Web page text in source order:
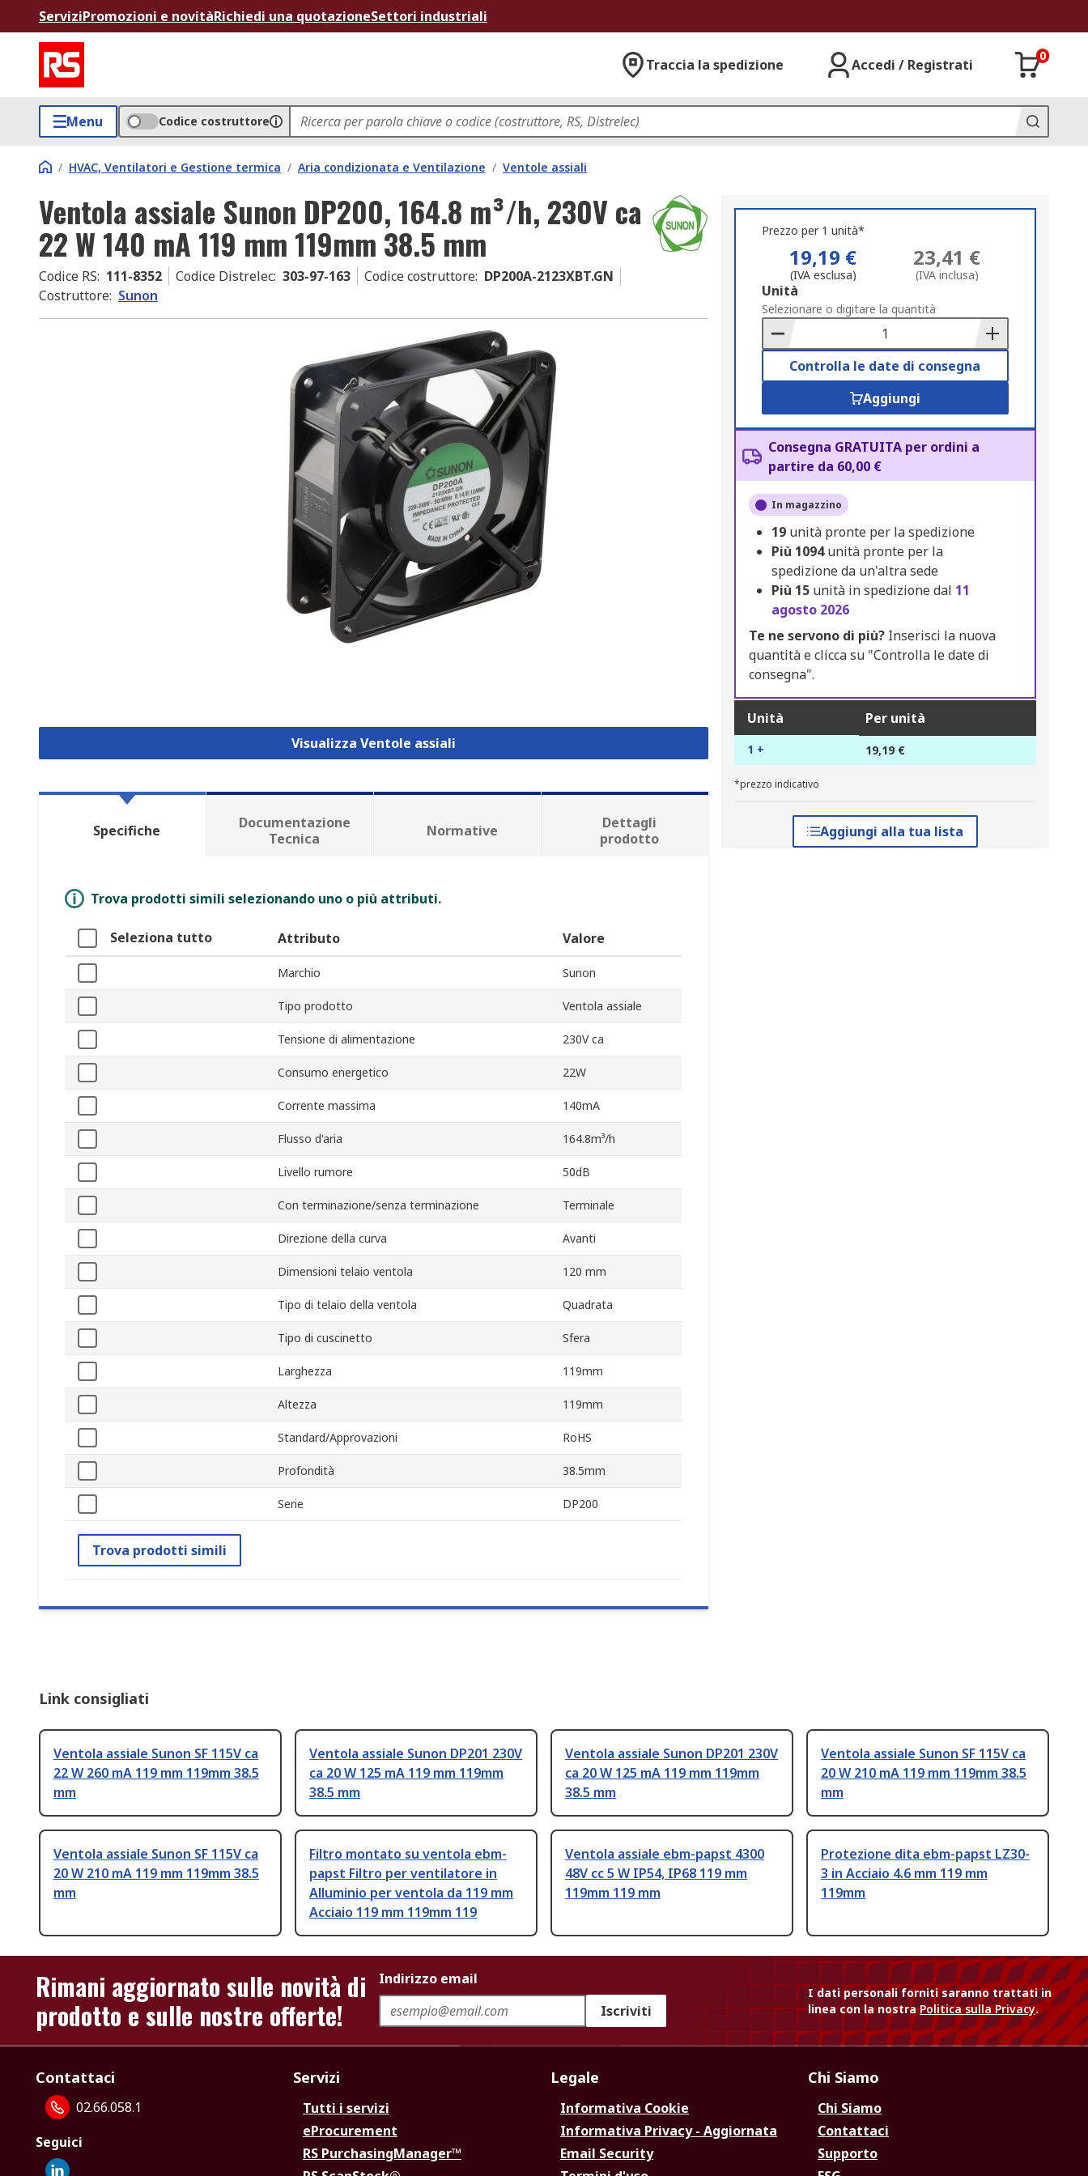
ServiziPromozioni e novitàRichiedi una quotazioneSettori industriali
Traccia la spedizione Accedi / Registrati
0
Menu Codice costruttore
/ HVAC, Ventilatori e Gestione termica / Aria condizionata e Ventilazione / Ventole assiali
Ventola assiale Sunon DP200, 164.8 m³/h, 230V ca
22 W 140 mA 119 mm 119mm 38.5 mm
Codice RS: 111-8352 Codice Distrelec: 303-97-163 Codice costruttore: DP200A-2123XBT.GN
Costruttore: Sunon
Visualizza Ventole assiali
Prezzo per 1 unità*
19,19 €
(IVA esclusa)
23,41 €
(IVA inclusa)
Add
to
Basket
Unità
Selezionare o digitare la quantità
Controlla le date di consegna
Aggiungi
Consegna GRATUITA per ordini a
partire da 60,00 €
In magazzino
19 unità pronte per la spedizione
Più 1094unità pronte per la
spedizione da un'altra sede
Più 15 unità in spedizione dal 11
agosto 2026
Te ne servono di più?Inserisci la nuova
quantità e clicca su "Controlla le date di
consegna".
Unità Per unità
1 + 19,19 €
*prezzo indicativo
Aggiungi alla tua lista
Specifiche
Documentazione
Tecnica
Normative
Dettagli
prodotto
Trova prodotti simili selezionando uno o più attributi.
Seleziona tutto Attributo Valore
Marchio Sunon
Tipo prodotto Ventola assiale
Tensione di alimentazione 230V ca
Consumo energetico 22W
Corrente massima 140mA
Flusso d'aria 164.8m³/h
Livello rumore 50dB
Con terminazione/senza terminazione Terminale
Direzione della curva Avanti
Dimensioni telaio ventola 120 mm
Tipo di telaio della ventola Quadrata
Tipo di cuscinetto Sfera
Larghezza 119mm
Altezza 119mm
Standard/Approvazioni RoHS
Profondità 38.5mm
Serie DP200
Trova prodotti simili
Link consigliati
Ventola assiale Sunon SF 115V ca
22 W 260 mA 119 mm 119mm 38.5
mm
Ventola assiale Sunon DP201 230V
ca 20 W 125 mA 119 mm 119mm
38.5 mm
Ventola assiale Sunon DP201 230V
ca 20 W 125 mA 119 mm 119mm
38.5 mm
Ventola assiale Sunon SF 115V ca
20 W 210 mA 119 mm 119mm 38.5
mm
Ventola assiale Sunon SF 115V ca
20 W 210 mA 119 mm 119mm 38.5
mm
Filtro montato su ventola ebm-
papst Filtro per ventilatore in
Alluminio per ventola da 119 mm
Acciaio 119 mm 119mm 119
Ventola assiale ebm-papst 4300
48V cc 5 W IP54, IP68 119 mm
119mm 119 mm
Protezione dita ebm-papst LZ30-
3 in Acciaio 4.6 mm 119 mm
119mm
Rimani aggiornato sulle novità di
prodotto e sulle nostre offerte!
Indirizzo email
Iscriviti
I dati personali forniti saranno trattati in
linea con la nostraPolitica sulla Privacy.
Contattaci
02.66.058.1
Seguici
Servizi
Tutti i servizi
eProcurement
RS PurchasingManager™
Legale
Informativa Cookie
Informativa Privacy - Aggiornata
Email Security
Chi Siamo
Chi Siamo
Contattaci
Supporto